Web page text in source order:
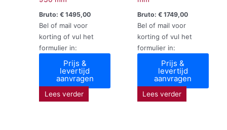
Bruto:€ 1495,00
Bel of mail voor
korting of vul het
formulier in:
Prijs &
levertijd
aanvragen
Lees verder
Bruto: €1749,00
Bel of mail voor
korting of vul het
formulier in:
Prijs &
levertijd
aanvragen
Lees verder